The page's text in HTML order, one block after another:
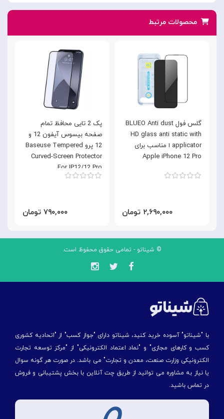
محصولات مرتبط
پک 2 تایی محافظ تمام
صفحه بیسوس آیفون 12 و
12 پرو Baseuse Tempered
Curved-Screen Protector
For IP12/12 Pro
SGAPIPH61P-TE01
۷۹۰,۰۰۰ تومان
گلس فول BLUEO Anti dust
HD glass anti static with
applicator ا مناسب برای
Apple iPhone 12 Pro
۲,۶۹۰,۰۰۰ تومان
© شیناتو - تمامی حقوق محفوظ است.
با "شیناتو" آسوده خرید کنید، شیناتو دارای "جواز کسب" از "اتحادیه کشوری
کسب و کارهای مجازی" و "نماد اعتماد الکترونیکی" از "مركز توسعه تجارت
الكترونیكی وزارت صنعت، معدن و تجارت" می باشد. در صورت هر گونه سوال
یا نیاز به مشاوره می توانید از طریق چت آنلاین با بخش پشتیبانی و فروش
در تماس باشید.